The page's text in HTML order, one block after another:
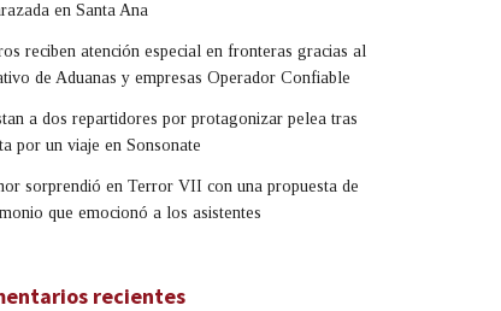
en Santa Ana
reciben atención especial en fronteras gracias al
de Aduanas y empresas Operador Confiable
a dos repartidores por protagonizar pelea tras
por un viaje en Sonsonate
sorprendió en Terror VII con una propuesta de
que emocionó a los asistentes
recientes